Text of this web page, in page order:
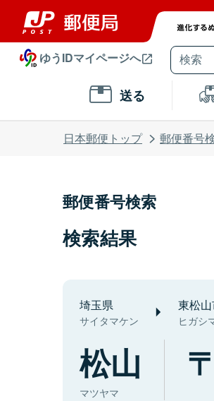
ゆうIDマイページへ
送る
日本郵便トップ 郵便番号
郵便番号検索
検索結果
埼玉県
サイタマケン
東松
ヒガシ
松山
マツヤマ